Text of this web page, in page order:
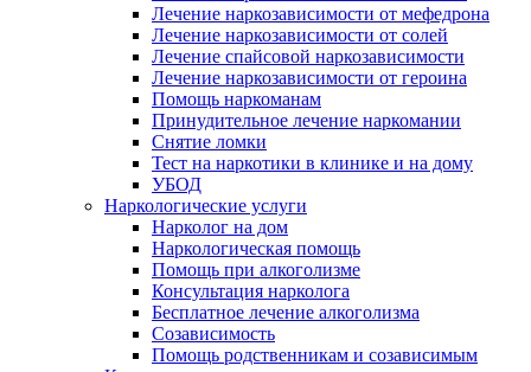
Лечение наркозависимости от мефедрона
Лечение наркозависимости от солей
Лечение спайсовой наркозависимости
Лечение наркозависимости от героина
Помощь наркоманам
Принудительное лечение наркомании
Снятие ломки
Тест на наркотики в клинике и на дому
УБОД
Наркологические услуги
Нарколог на дом
Наркологическая помощь
Помощь при алкоголизме
Консультация нарколога
Бесплатное лечение алкоголизма
Созависимость
Помощь родственникам и созависимым